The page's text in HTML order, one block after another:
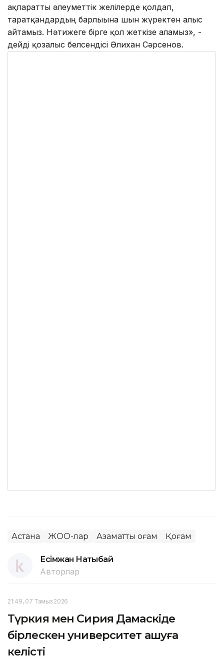
ақпаратты әлеуметтік желілерде қолдап,
таратқандардың барлығына шын жүректен алғыс
айтамыз. Нәтижеге бірге қол жеткізе аламыз», -
дейді қозғалыс белсендісі Әлихан Сәрсенов.
Астана ЖОО-лар Азаматтық қоғам Қоғам
Есімжан Нақтыбай
Авторлар
21:49, 07 Тамыз 2026
Түркия мен Сирия Дамаскіде
бірлескен университет ашуға
келісті